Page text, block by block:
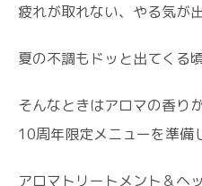
疲れが取れない、やる気が
夏の不調もドッと出てくる
そんなときはアロマの香り
10周年限定メニューを準備
アロマトリートメント＆ヘ